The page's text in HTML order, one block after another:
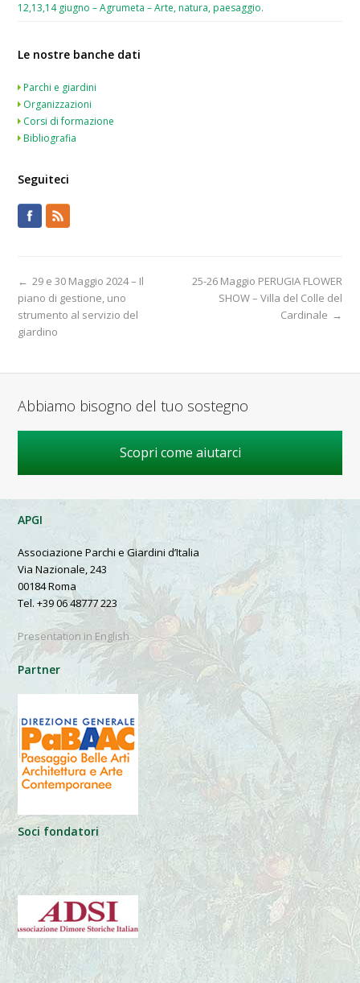
12,13,14 giugno – Agrumeta – Arte, natura, paesaggio.
Le nostre banche dati
Parchi e giardini
Organizzazioni
Corsi di formazione
Bibliografia
Seguiteci
25-26 Maggio PERUGIA FLOWER
SHOW – Villa del Colle del
Cardinale →
← 29 e 30 Maggio 2024 – Il
piano di gestione, uno
strumento al servizio del
giardino
Abbiamo bisogno del tuo sostegno
Scopri come aiutarci
APGI
Associazione Parchi e Giardini d’Italia
Via Nazionale, 243
00184 Roma
Tel. +39 06 48777 223
Presentation in English
Partner
Soci fondatori